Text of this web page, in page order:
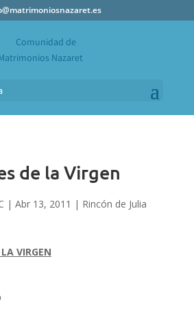
de la Virgen
| Abr 13, 2011 | Rincón de Julia
VIRGEN